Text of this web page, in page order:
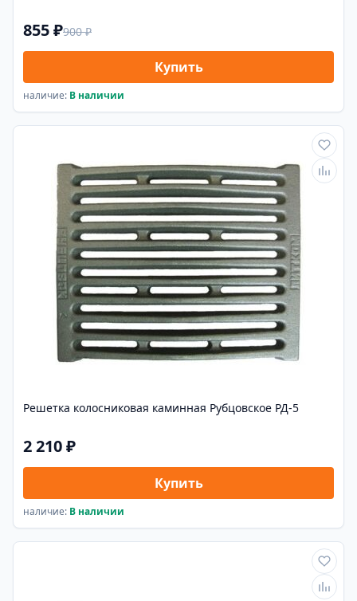
855 ₽900 ₽
Купить
наличие: В наличии
Решетка колосниковая каминная Рубцовское РД-5
2 210 ₽
Купить
наличие: В наличии